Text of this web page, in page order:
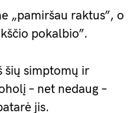
„pamiršau raktus”, o
pokalbio”.
šių simptomų ir
– net nedaug –
jis.